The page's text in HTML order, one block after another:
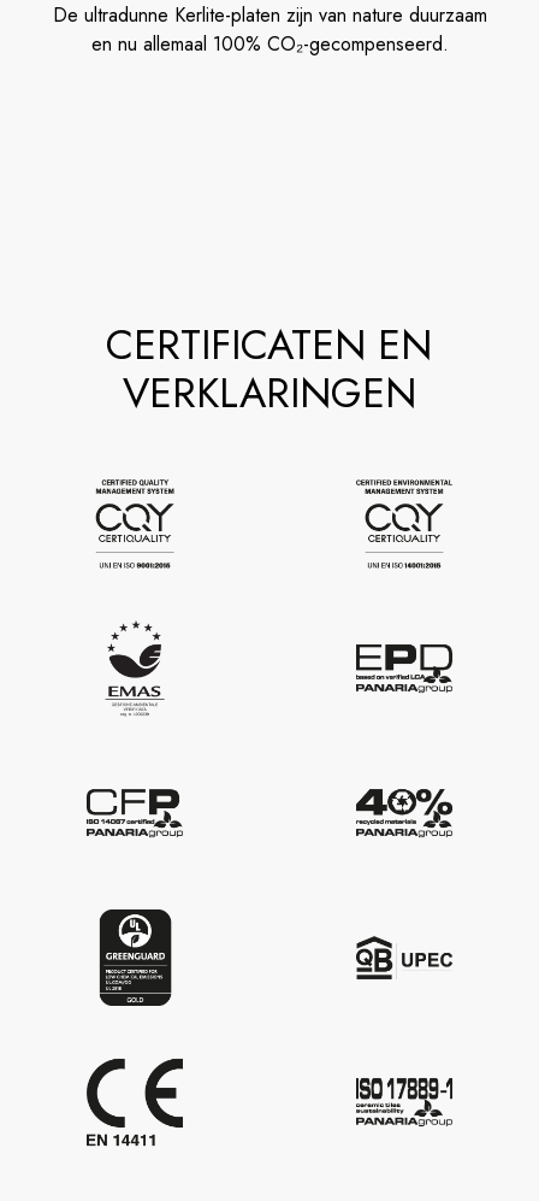
De ultradunne Kerlite-platen zijn van nature duurzaam
en nu allemaal 100% CO₂-gecompenseerd.
CERTIFICATEN EN
VERKLARINGEN